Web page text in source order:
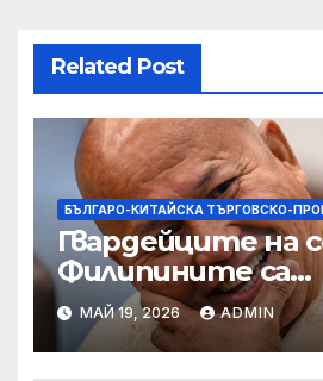
Related Post
БЪЛГАРО-КИТАЙСКА ТЪРГОВСКО-
Гвардейците на
Филипините са
разследвани за
докато
бяга
МАЙ 19, 2026 ADMIN